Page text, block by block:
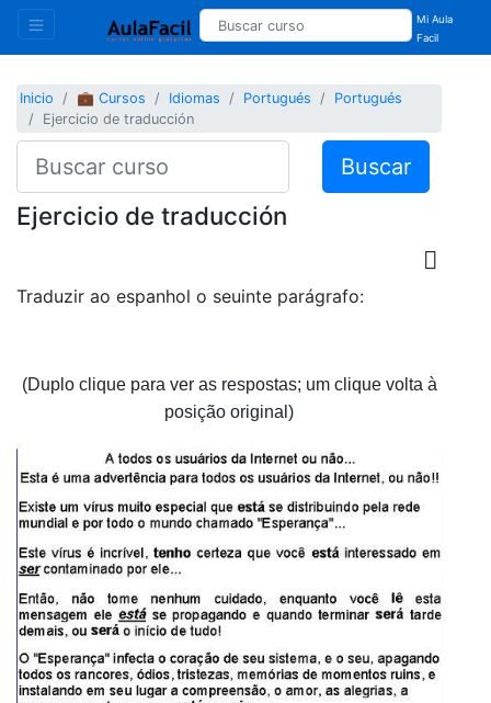
Mi Aula
Facil
Inicio 💼 Cursos Idiomas Portugués
Portugués
Ejercicio de traducción
Buscar
Ejercicio de traducción
Traduzir ao espanhol o seuinte parágrafo:
(Duplo clique para ver as respostas; um clique volta à
posição original)